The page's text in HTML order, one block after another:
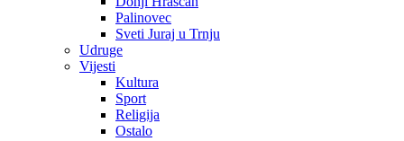
Palinovec
Sveti Juraj u Trnju
Udruge
Vijesti
Kultura
Sport
Religija
Ostalo